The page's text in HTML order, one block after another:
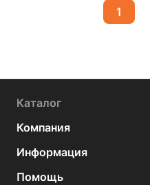
1
Каталог
Компания
Информация
Помощь